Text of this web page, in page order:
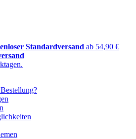
Standardversand ab 54,90 €